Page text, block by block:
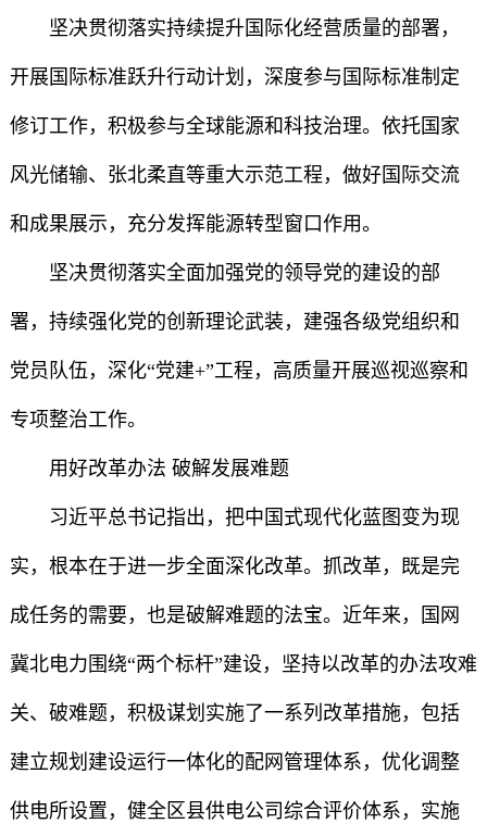
坚决贯彻落实持续提升国际化经营质量的部署，
开展国际标准跃升行动计划，深度参与国际标准制定
修订工作，积极参与全球能源和科技治理。依托国家
风光储输、张北柔直等重大示范工程，做好国际交流
和成果展示，充分发挥能源转型窗口作用。
坚决贯彻落实全面加强党的领导党的建设的部
署，持续强化党的创新理论武装，建强各级党组织和
党员队伍，深化“党建+”工程，高质量开展巡视巡察和
专项整治工作。
用好改革办法 破解发展难题
习近平总书记指出，把中国式现代化蓝图变为现
实，根本在于进一步全面深化改革。抓改革，既是完
成任务的需要，也是破解难题的法宝。近年来，国网
冀北电力围绕“两个标杆”建设，坚持以改革的办法攻难
关、破难题，积极谋划实施了一系列改革措施，包括
建立规划建设运行一体化的配网管理体系，优化调整
供电所设置，健全区县供电公司综合评价体系，实施